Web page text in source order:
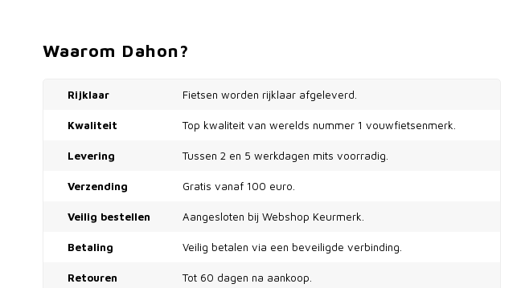
Waarom Dahon?
Rijklaar Fietsen worden rijklaar afgeleverd.
Kwaliteit Top kwaliteit van werelds nummer 1 vouwfietsenmerk.
Levering Tussen 2 en 5 werkdagen mits voorradig.
Verzending Gratis vanaf 100 euro.
Veilig bestellen Aangesloten bij Webshop Keurmerk.
Betaling Veilig betalen via een beveiligde verbinding.
Retouren Tot 60 dagen na aankoop.